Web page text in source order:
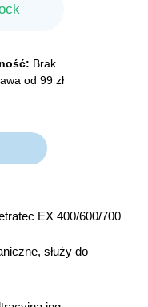
Brak
od 99 zł
EX 400/600/700
służy do